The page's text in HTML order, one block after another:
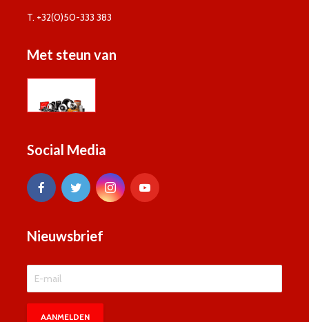
T. +32(0)50-333 383
Met steun van
Social Media
Nieuwsbrief